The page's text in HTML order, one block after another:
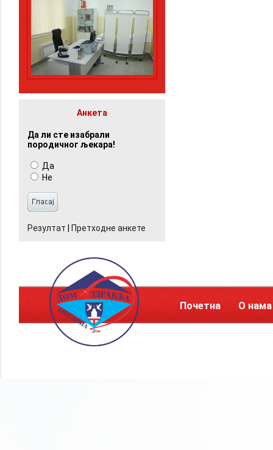
Анкета
Да ли сте изабрали
породичног љекара!
Да
Не
Резултат Претходне анкете
Почетна О нама